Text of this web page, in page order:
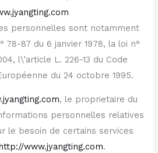
personnelles sont notamment
78-87 du 6 janvier 1978, la loi n°
l\’article L. 226-13 du Code
du 24 octobre 1995.
, le proprietaire du
personnelles relatives
le besoin de certains services
http://www.jyangting.com.